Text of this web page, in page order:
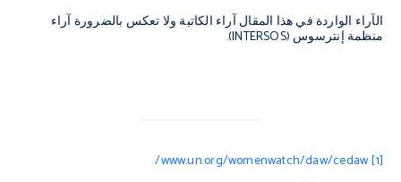
الآراء الواردة في هذا المقال آراء الكاتبة ولا تعكس بالضرورة آراء
منظمة إنترسوس (INTERSOS
).
[1]
www.un.org/womenwatch/daw/cedaw
/